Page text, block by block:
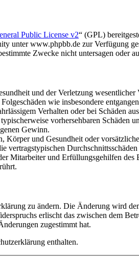
Public License v2“ (GPL)
unter www.phpbb.de zur Verfügung
Zwecke nicht untersagen oder
und der Verletzung
wie insbesondere
Verhalten oder bei Schäden
vorhersehbaren Schäden
Gewinn.
und Gesundheit oder
Mitarbeiter und Erfüllungsgehilfen des
zu ändern. Die Änderung wird
erlischt das zwischen dem
zugestimmt hat.
enthalten.